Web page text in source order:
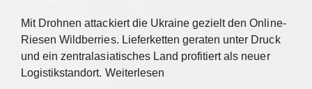
Mit Drohnen attackiert die Ukraine gezielt den Online-
Riesen Wildberries. Lieferketten geraten unter Druck
und ein zentralasiatisches Land profitiert als neuer
Logistikstandort. Weiterlesen